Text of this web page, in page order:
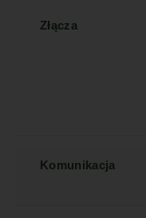
Złącza
Komunikacja